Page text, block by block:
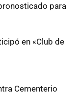
para
en «Club de
Cementerio